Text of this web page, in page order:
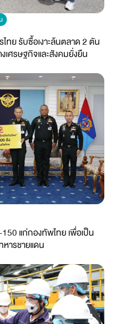
ทย รับซื้อเงาะล้นตลาด 2 ตัน
เศรษฐกิจและสังคมยั่งยืน
แก่กองทัพไทย เพื่อเป็น
ารชายแดน